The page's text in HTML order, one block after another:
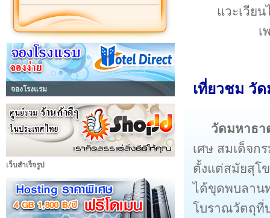
จองโรงแรม
เว็บสำเร็จรูป
แวะเวีย
เ
เที่ยวชม วั
วัดมหาธา
เศษ สมเด็จก
ตั้งแต่สมัยสุโ
ได้ขุดพบลาน
โบราณวัตถุที่